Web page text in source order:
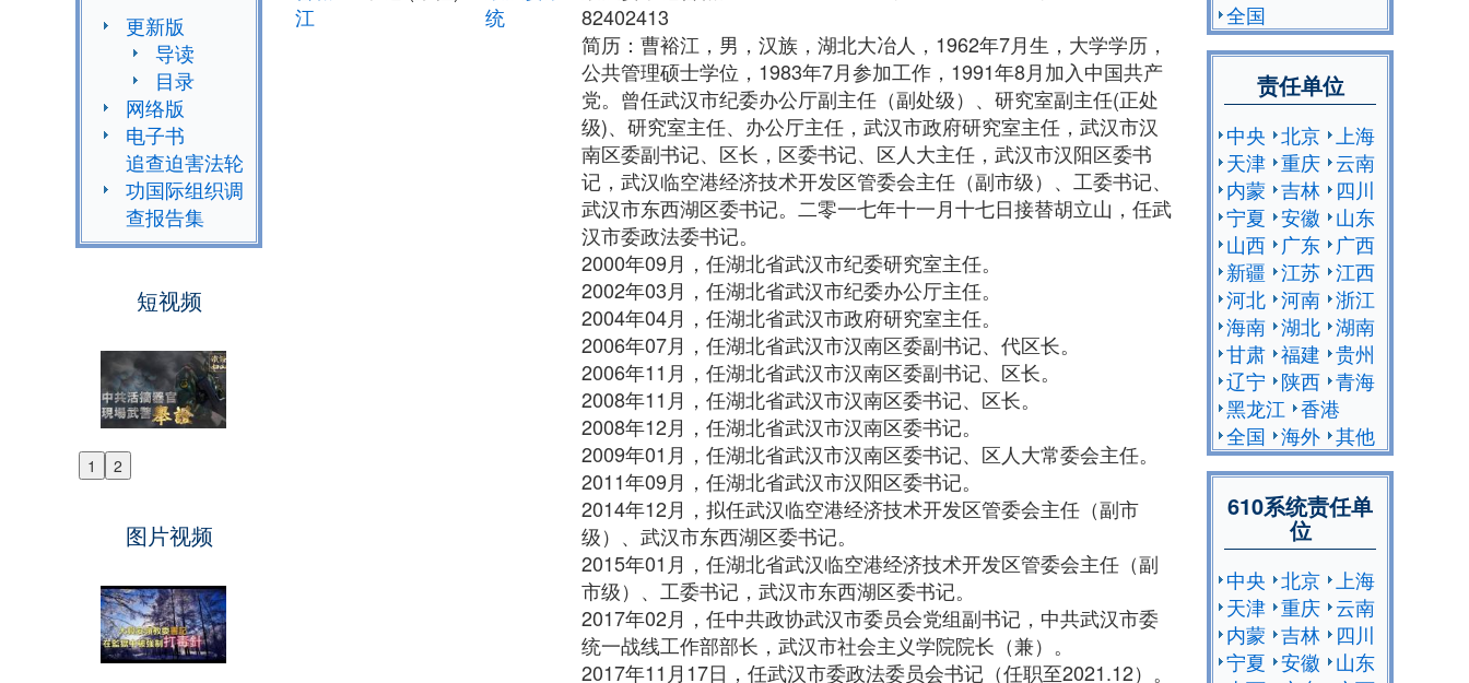
更新版
导读
目录
网络版
电子书
追查迫害法轮
功国际组织调
查报告集
短视频
1 2
Previous
图片视频
江
统
82402413
简历：曹裕江，男，汉族，湖北大冶人，1962年7月生，大学学历，
公共管理硕士学位，1983年7月参加工作，1991年8月加入中国共产
党。曾任武汉市纪委办公厅副主任（副处级）、研究室副主任(正处
级)、研究室主任、办公厅主任，武汉市政府研究室主任，武汉市汉
南区委副书记、区长，区委书记、区人大主任，武汉市汉阳区委书
记，武汉临空港经济技术开发区管委会主任（副市级）、工委书记、
武汉市东西湖区委书记。二零一七年十一月十七日接替胡立山，任武
汉市委政法委书记。
2000年09月，任湖北省武汉市纪委研究室主任。
2002年03月，任湖北省武汉市纪委办公厅主任。
2004年04月，任湖北省武汉市政府研究室主任。
2006年07月，任湖北省武汉市汉南区委副书记、代区长。
2006年11月，任湖北省武汉市汉南区委副书记、区长。
2008年11月，任湖北省武汉市汉南区委书记、区长。
2008年12月，任湖北省武汉市汉南区委书记。
2009年01月，任湖北省武汉市汉南区委书记、区人大常委会主任。
2011年09月，任湖北省武汉市汉阳区委书记。
2014年12月，拟任武汉临空港经济技术开发区管委会主任（副市
级）、武汉市东西湖区委书记。
2015年01月，任湖北省武汉临空港经济技术开发区管委会主任（副
市级）、工委书记，武汉市东西湖区委书记。
2017年02月，任中共政协武汉市委员会党组副书记，中共武汉市委
统一战线工作部部长，武汉市社会主义学院院长（兼）。
2017年11月17日，任武汉市委政法委员会书记（任职至2021.12）。
全国
责任单位
中央 北京
上海
天津 重庆 云南
内蒙 吉林
四川
宁夏 安徽
山东
山西
广东
广西
新疆 江苏 江西
河北 河南 浙江
海南 湖北 湖南
甘肃 福建 贵州
辽宁
陕西 青海
黑龙江 香港
全国 海外 其他
610系统责任单
位
中央 北京
上海
天津 重庆 云南
内蒙 吉林
四川
宁夏 安徽
山东